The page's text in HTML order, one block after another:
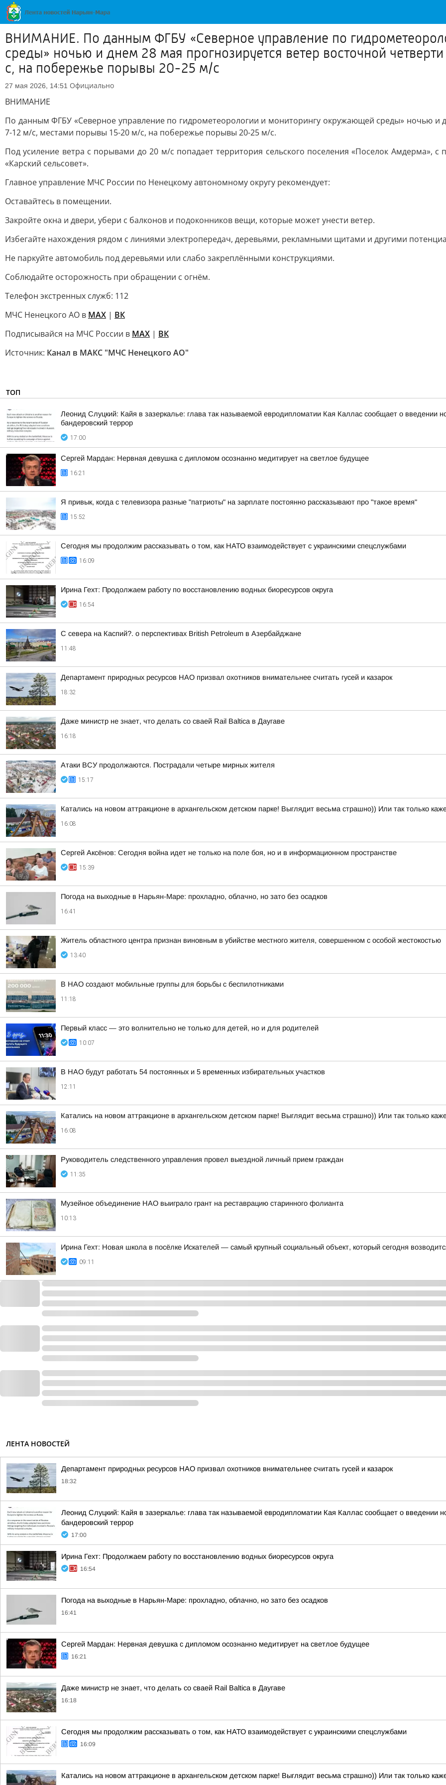
ВНИМАНИЕ. По данным ФГБУ «Северное управление по
среды» ночью и днем 28 мая прогнозируется ветер восточной
с, на побережье порывы 20-25 м/с
27 мая 2026, 14:51 Официально
ВНИМАНИЕ
По данным ФГБУ «Северное управление по гидрометеорологии и мониторингу окружающей среды» ночью и
7-12 м/с, местами порывы 15-20 м/с, на побережье порывы 20-25 м/с.
Под усиление ветра с порывами до 20 м/с попадает территория сельского поселения «Поселок Амдерма»,
«Карский сельсовет».
Главное управление МЧС России по Ненецкому автономному округу рекомендует:
Оставайтесь в помещении.
Закройте окна и двери, убери с балконов и подоконников вещи, которые может унести ветер.
Избегайте нахождения рядом с линиями электропередач, деревьями, рекламными щитами и другими
Не паркуйте автомобиль под деревьями или слабо закреплёнными конструкциями.
Соблюдайте осторожность при обращении с огнём.
Телефон экстренных служб: 112
МЧС Ненецкого АО в MAX | ВК
Подписывайся на МЧС России в MAX | ВК
Источник: Канал в МАКС "МЧС Ненецкого АО"
ТОП
Леонид Слуцкий: Кайя в зазеркалье: глава так называемой евродипломатии Кая Каллас сообщает о введении
бандеровский террор
17:00
Сергей Мардан: Нервная девушка с дипломом осознанно медитирует на светлое будущее
16:21
Я привык, когда с телевизора разные "патриоты" на зарплате постоянно рассказывают про "такое время"
15:52
Сегодня мы продолжим рассказывать о том, как НАТО взаимодействует с украинскими спецслужбами
16:09
Ирина Гехт: Продолжаем работу по восстановлению водных биоресурсов округа
16:54
С севера на Каспий?. о перспективах British Petroleum в Азербайджане
11:48
Департамент природных ресурсов НАО призвал охотников внимательнее считать гусей и казарок
18:32
Даже министр не знает, что делать со сваей Rail Baltica в Даугаве
16:18
Атаки ВСУ продолжаются. Пострадали четыре мирных жителя
15:17
Катались на новом аттракционе в архангельском детском парке! Выглядит весьма страшно)) Или так только
16:08
Сергей Аксёнов: Сегодня война идет не только на поле боя, но и в информационном пространстве
15:39
Погода на выходные в Нарьян-Маре: прохладно, облачно, но зато без осадков
16:41
Житель областного центра признан виновным в убийстве местного жителя, совершенном с особой жестокостью
13:40
В НАО создают мобильные группы для борьбы с беспилотниками
11:18
Первый класс — это волнительно не только для детей, но и для родителей
10:07
В НАО будут работать 54 постоянных и 5 временных избирательных участков
12:11
Катались на новом аттракционе в архангельском детском парке! Выглядит весьма страшно)) Или так только
16:08
Руководитель следственного управления провел выездной личный прием граждан
11:35
Музейное объединение НАО выиграло грант на реставрацию старинного фолианта
10:13
Ирина Гехт: Новая школа в посёлке Искателей — самый крупный социальный объект, который сегодня
09:11
ЛЕНТА НОВОСТЕЙ
Департамент природных ресурсов НАО призвал охотников внимательнее считать гусей и казарок
18:32
Леонид Слуцкий: Кайя в зазеркалье: глава так называемой евродипломатии Кая Каллас сообщает о введении
бандеровский террор
17:00
Ирина Гехт: Продолжаем работу по восстановлению водных биоресурсов округа
16:54
Погода на выходные в Нарьян-Маре: прохладно, облачно, но зато без осадков
16:41
Сергей Мардан: Нервная девушка с дипломом осознанно медитирует на светлое будущее
16:21
Даже министр не знает, что делать со сваей Rail Baltica в Даугаве
16:18
Сегодня мы продолжим рассказывать о том, как НАТО взаимодействует с украинскими спецслужбами
16:09
Катались на новом аттракционе в архангельском детском парке! Выглядит весьма страшно)) Или так только